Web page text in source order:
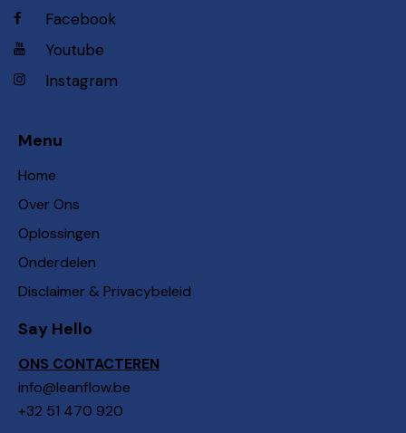
Facebook
Youtube
Instagram
Menu
Home
Over Ons
Oplossingen
Onderdelen
Disclaimer & Privacybeleid
Say Hello
ONS CONTACTEREN
info@leanflow.be
+32 51 470 920